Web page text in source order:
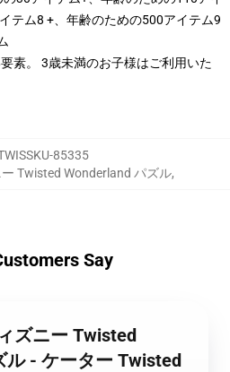
テム8 +、年齢のための500アイテム9
素。 3歳未満のお子様はご利用いた
85335
Twisted Wonderland パズル,
Say
ズニー Twisted
ル - ケーター Twisted